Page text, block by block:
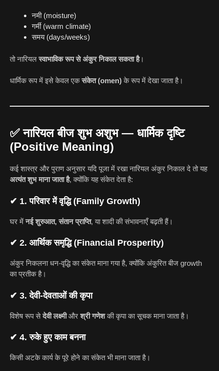
नमी (moisture)
गर्मी (warm climate)
समय (days/weeks)
तो नारियलस्वाभाविक रूप से अंकुर निकाल सकता है।
धार्मिक रूप में इसे केवल एकसंकेत (omen)के रूप में देखा जाता है।
✅नारियल बीज शुभ अशुभ — धार्मिक दृष्टि
(Positive Meaning)
कई शास्त्र और पुराण अनुसार यदि पूजा में रखा नारियल अंकुर निकाल दे तो यह
अत्यंत शुभ माना जाता है, क्योंकि यह संकेत देता है:
✔ 1. परिवार में वृद्धि (Family Growth)
घर मेंनई शुरुआत, संतान प्राप्ति, या शादी की संभावनाएँ बढ़ती हैं।
✔ 2. आर्थिक समृद्धि (Financial Prosperity)
अंकुर निकलना धन-वृद्धि का संकेत माना गया है, क्योंकि अंकुरित बीज growth
का प्रतीक है।
✔ 3. देवी-देवताओं की कृपा
विशेष रूप सेदेवी लक्ष्मीऔरश्री गणेशकी कृपा का सूचक माना जाता है।
✔ 4. रुके हुए काम बनना
किसी अटके कार्य के पूरे होने का संकेत भी माना जाता है।